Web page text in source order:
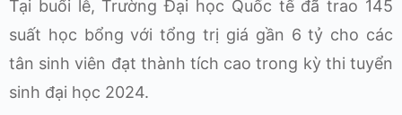
Tại buổi lễ, Trường Đại học Quốc tế đã trao 145
suất học bổng với tổng trị giá gần 6 tỷ cho các
tân sinh viên đạt thành tích cao trong kỳ thi tuyển
sinh đại học 2024.